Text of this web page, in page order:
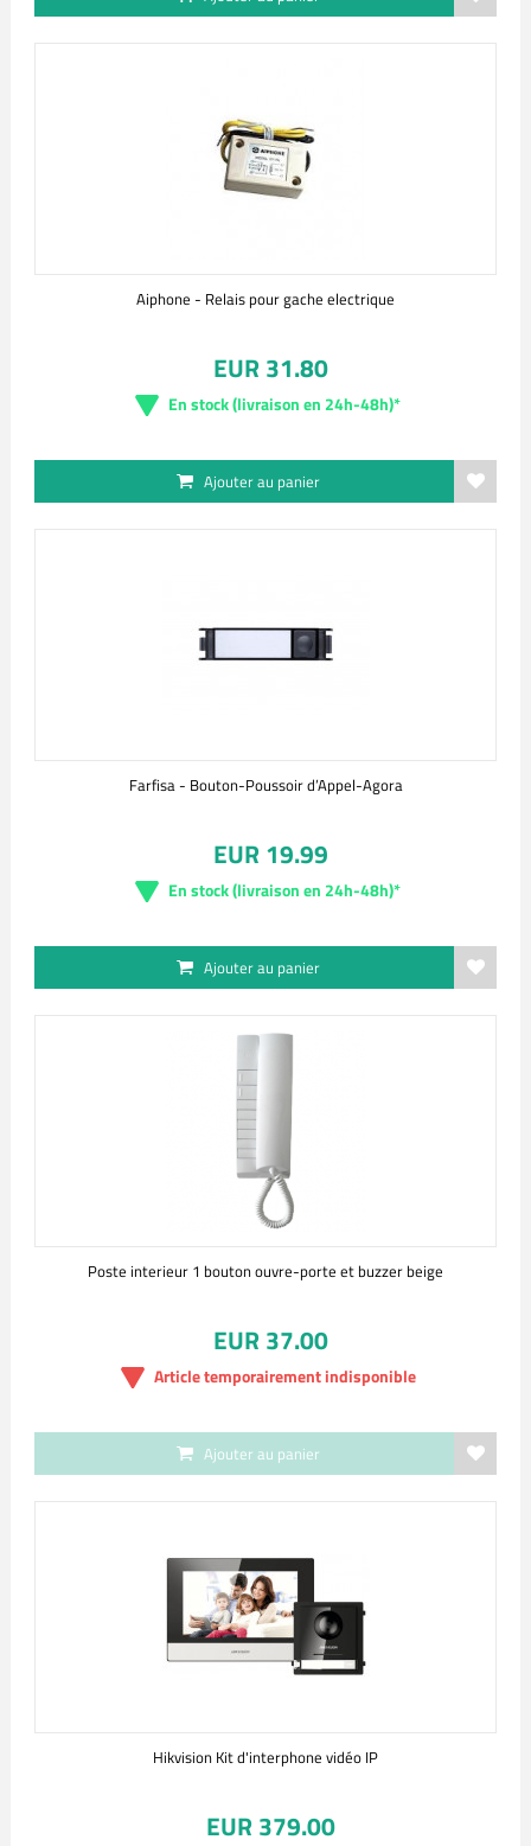
Aiphone - Relais pour gache electrique
EUR 31.80
En stock (livraison en 24h-48h)*
Ajouter au panier
Farfisa - Bouton-Poussoir d’Appel-Agora
EUR 19.99
En stock (livraison en 24h-48h)*
Ajouter au panier
Poste interieur 1 bouton ouvre-porte et buzzer beige
EUR 37.00
Article temporairement indisponible
Ajouter au panier
Hikvision Kit d'interphone vidéo IP
EUR 379.00